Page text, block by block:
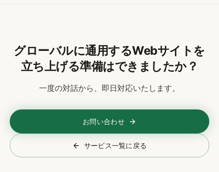
グローバルに通用するWebサイトを
立ち上げる準備はできましたか？
一度の対話から、即日対応いたします。
お問い合わせ
サービス一覧に戻る